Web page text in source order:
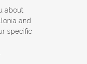
about
and
specific